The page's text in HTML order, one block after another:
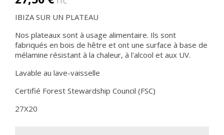
IBIZA SUR UN PLATEAU
Nos plateaux sont à usage alimentaire. Ils sont
fabriqués en bois de hêtre et ont une surface à base de
mélamine résistant à la chaleur, à l'alcool et aux UV.
Lavable au lave-vaisselle
Certifié Forest Stewardship Council (FSC)
27X20